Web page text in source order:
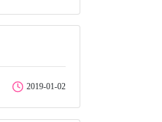
2019-01-02